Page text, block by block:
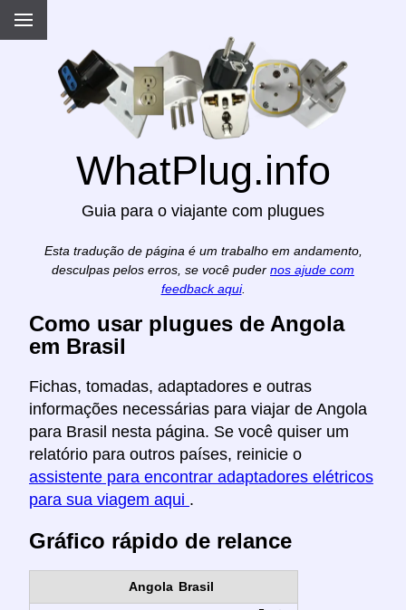
WhatPlug.info
Guia para o viajante com plugues
Esta tradução de página é um trabalho em andamento,
desculpas pelos erros, se você puder nos ajude com
feedback aqui.
Como usar plugues de Angola
em Brasil
Fichas, tomadas, adaptadores e outras
informações necessárias para viajar de Angola
para Brasil nesta página. Se você quiser um
relatório para outros países, reinicie o
assistente para encontrar adaptadores elétricos
para sua viagem aqui .
Gráfico rápido de relance
Angola Brasil